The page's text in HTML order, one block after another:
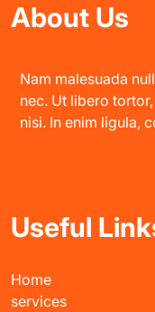
About Us
Nam malesuada
nec. Ut libero
nisi. In enim ligula,
Useful
Home
services